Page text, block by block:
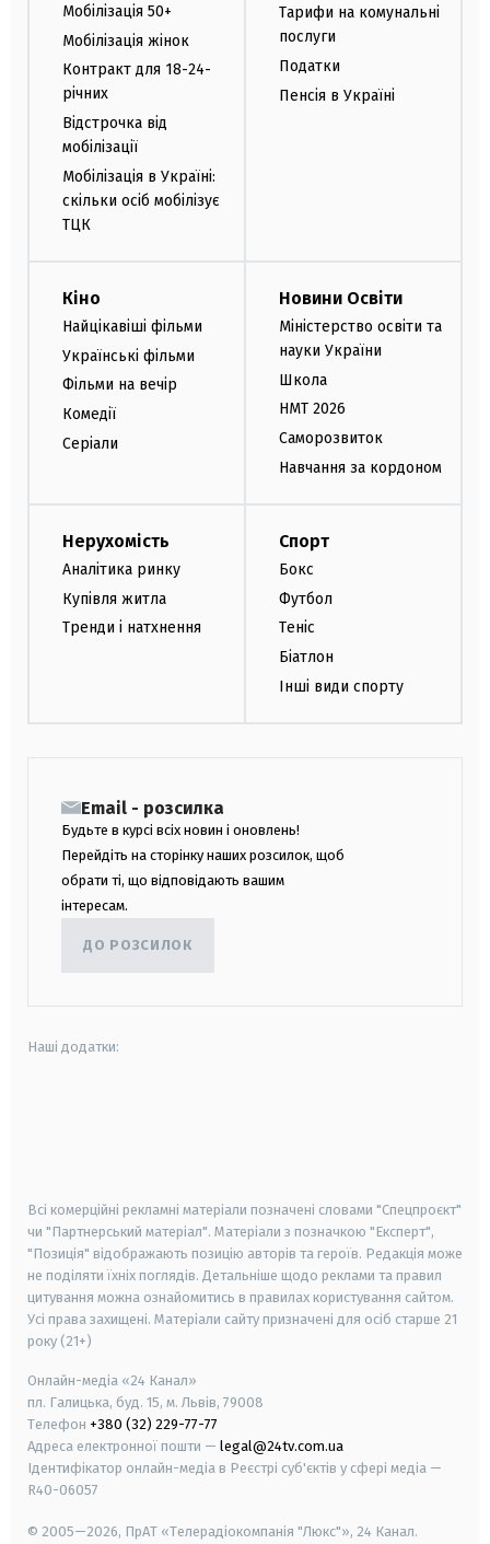
Мобілізація 50+
Мобілізація жінок
Контракт для 18-24-
річних
Відстрочка від
мобілізації
Мобілізація в Україні:
скільки осіб мобілізує
ТЦК
Тарифи на комунальні
послуги
Податки
Пенсія в Україні
Кіно
Найцікавіші фільми
Українські фільми
Фільми на вечір
Комедії
Серіали
Новини Освіти
Міністерство освіти та
науки України
Школа
НМТ 2026
Саморозвиток
Навчання за кордоном
Нерухомість
Аналітика ринку
Купівля житла
Тренди і натхнення
Спорт
Бокс
Футбол
Теніс
Біатлон
Інші види спорту
Email - розсилка
Будьте в курсі всіх новин і оновлень!
Перейдіть на сторінку наших розсилок, щоб
обрати ті, що відповідають вашим
інтересам.
ДО РОЗСИЛОК
Наші додатки:
Всі комерційні рекламні матеріали позначені словами "Спецпроєкт"
чи "Партнерський матеріал". Матеріали з позначкою "Експерт",
"Позиція" відображають позицію авторів та героїв. Редакція може
не поділяти їхніх поглядів. Детальніше щодо реклами та правил
цитування можна ознайомитись в правилах користування сайтом.
Усі права захищені. Матеріали сайту призначені для осіб старше 21
року (21+)
Онлайн-медіа «24 Канал»
пл. Галицька, буд. 15, м. Львів, 79008
Телефон +380 (32) 229-77-77
Адреса електронної пошти — legal@24tv.com.ua
Ідентифікатор онлайн-медіа в Реєстрі суб'єктів у сфері медіа —
R40-06057
© 2005—2026, ПрАТ «Телерадіокомпанія "Люкс"», 24 Канал.